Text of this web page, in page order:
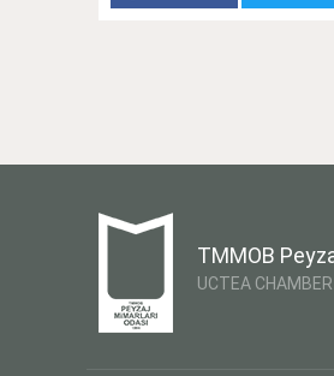
TMMOB
UCTEA